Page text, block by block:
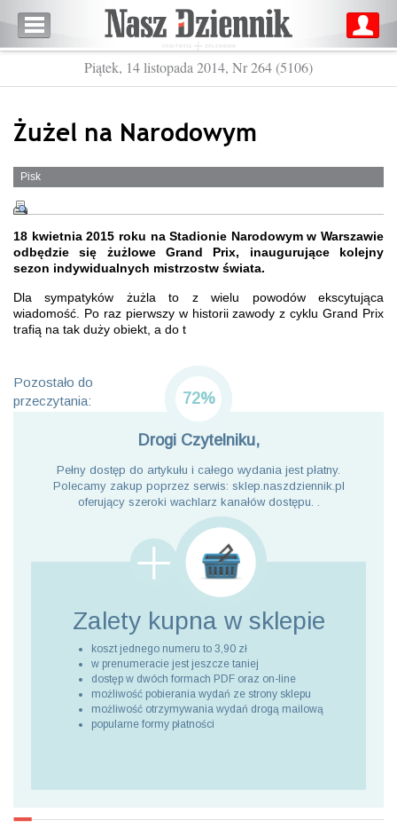
Piątek, 14 listopada 2014, Nr 264 (5106)
Żużel na Narodowym
Pisk
18 kwietnia 2015 roku na Stadionie Narodowym w Warszawie
odbędzie się żużlowe Grand Prix, inaugurujące kolejny
sezon indywidualnych mistrzostw świata.
Dla sympatyków żużla to z wielu powodów ekscytująca
wiadomość. Po raz pierwszy w historii zawody z cyklu Grand Prix
trafią na tak duży obiekt, a do t
Pozostało do
przeczytania:
72%
Drogi Czytelniku,
Pełny dostęp do artykułu i całego wydania jest płatny.
Polecamy zakup poprzez serwis: sklep.naszdziennik.pl
oferujący szeroki wachlarz kanałów dostępu. .
Zalety kupna w sklepie
koszt jednego numeru to 3,90 zł
w prenumeracie jest jeszcze taniej
dostęp w dwóch formach PDF oraz on-line
możliwość pobierania wydań ze strony sklepu
możliwość otrzymywania wydań drogą mailową
popularne formy płatności